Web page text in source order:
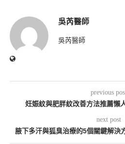
吳芮醫師
吳芮醫師
previous
妊娠紋與肥胖紋改善方法推薦懶
next post
腋下多汗與狐臭治療的5個關鍵解決